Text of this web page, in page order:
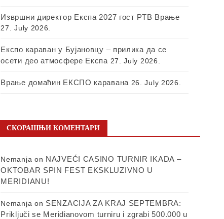
Извршни директор Експа 2027 гост РТВ Врање
27. July 2026.
Експо караван у Бујановцу – прилика да се
осети део атмосфере Експа 27. July 2026.
Врање домаћин ЕКСПО каравана 26. July 2026.
СКОРАШЊИ КОМЕНТАРИ
Nemanja on NAJVEĆI CASINO TURNIR IKADA –
OKTOBAR SPIN FEST EKSKLUZIVNO U
MERIDIANU!
Nemanja on SENZACIJA ZA KRAJ SEPTEMBRA:
Priključi se Meridianovom turniru i zgrabi 500.000 u